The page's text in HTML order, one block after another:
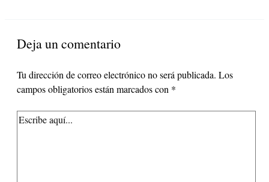
Deja un comentario
Tu dirección de correo electrónico no será publicada. Los
campos obligatorios están marcados con *